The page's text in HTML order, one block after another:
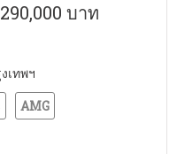
บาท
เทพฯ
AMG